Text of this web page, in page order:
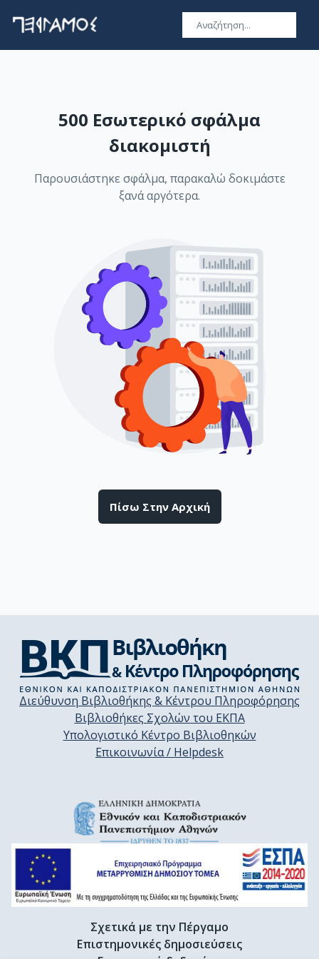
500 Εσωτερικό σφάλμα
διακομιστή
Παρουσιάστηκε σφάλμα, παρακαλώ δοκιμάστε
ξανά αργότερα.
Πίσω Στην Αρχική
Διεύθυνση Βιβλιοθήκης & Κέντρου Πληροφόρησης
Βιβλιοθήκες Σχολών του ΕΚΠΑ
Υπολογιστικό Κέντρο Βιβλιοθηκών
Επικοινωνία / Helpdesk
Σχετικά με την Πέργαμο
Επιστημονικές δημοσιεύσεις